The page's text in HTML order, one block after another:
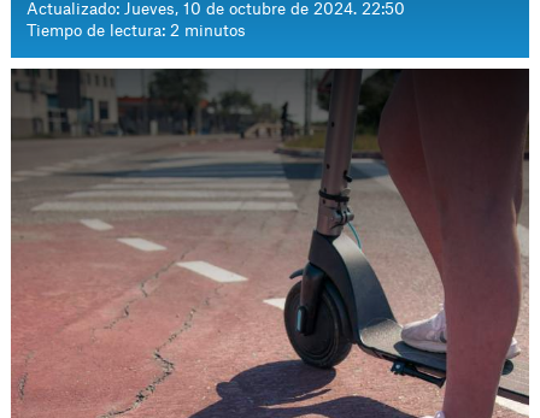
Actualizado: Jueves, 10 de octubre de 2024. 22:50
Tiempo de lectura: 2 minutos